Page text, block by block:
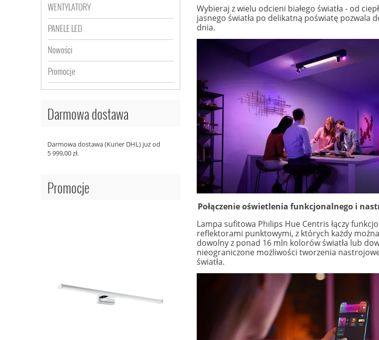
WENTYLATORY
PANELE LED
Nowości
Promocje
Darmowa dostawa
Darmowa dostawa (Kurier DHL) już od
5 999,00 zł.
Promocje
Wybieraj z wielu odcieni białego światła - od
jasnego światła po delikatną poświatę
dnia.
Połączenie oświetlenia funkcjonalnego i
Lampa sufitowa Philips Hue Centris łączy
reflektorami punktowymi, z których każdy
dowolny z ponad 16 mln kolorów światła lub
nieograniczone możliwości tworzenia
światła.